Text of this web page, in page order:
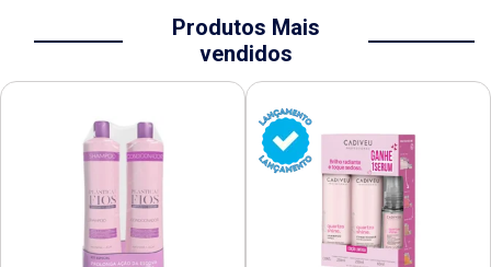
Produtos Mais
vendidos